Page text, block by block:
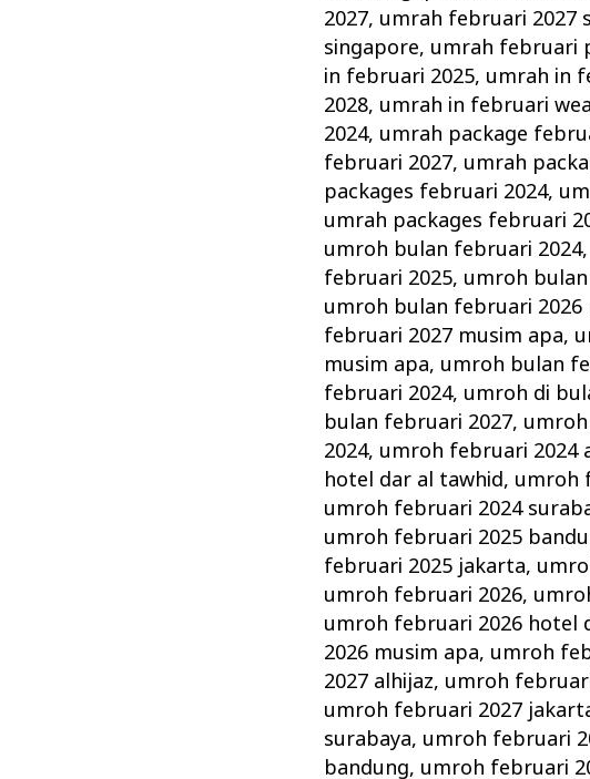
2027, umrah februari 2027
singapore, umrah februari
in februari 2025, umrah in
2028, umrah in februari
2024, umrah package
februari 2027, umrah
packages februari 2024,
umrah packages februari
umroh bulan februari 2024,
februari 2025, umroh
umroh bulan februari 2026
februari 2027 musim apa,
musim apa, umroh bulan
februari 2024, umroh di
bulan februari 2027,
2024, umroh februari 2024
hotel dar al tawhid, umroh
umroh februari 2024
umroh februari 2025
februari 2025 jakarta,
umroh februari 2026,
umroh februari 2026 hotel
2026 musim apa, umroh
2027 alhijaz, umroh
umroh februari 2027
surabaya, umroh februari
bandung, umroh februari